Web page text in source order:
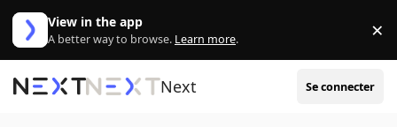
Aller au contenu
View in the app
A better way to browse. Learn more. ×
Next Se connecter